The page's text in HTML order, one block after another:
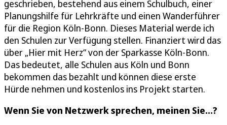
geschrieben, bestehend aus einem Schulbuch, einer
Planungshilfe für Lehrkräfte und einen Wanderführer
für die Region Köln-Bonn. Dieses Material werde ich
den Schulen zur Verfügung stellen. Finanziert wird das
über „Hier mit Herz“ von der Sparkasse Köln-Bonn.
Das bedeutet, alle Schulen aus Köln und Bonn
bekommen das bezahlt und können diese erste
Hürde nehmen und kostenlos ins Projekt starten.
Wenn Sie von Netzwerk sprechen, meinen Sie…?